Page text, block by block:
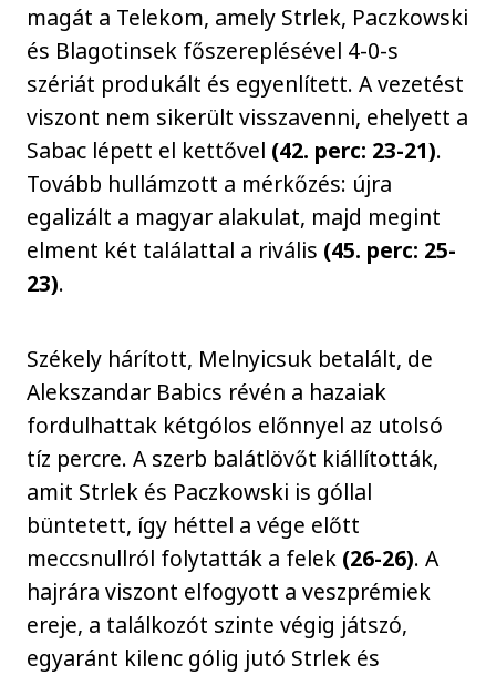
magát a Telekom, amely Strlek, Paczkowski
és Blagotinsek főszereplésével 4-0-s
szériát produkált és egyenlített. A vezetést
viszont nem sikerült visszavenni, ehelyett a
Sabac lépett el kettővel (42. perc: 23-21).
Tovább hullámzott a mérkőzés: újra
egalizált a magyar alakulat, majd megint
elment két találattal a rivális (45. perc: 25-
23).
Székely hárított, Melnyicsuk betalált, de
Alekszandar Babics révén a hazaiak
fordulhattak kétgólos előnnyel az utolsó
tíz percre. A szerb balátlövőt kiállították,
amit Strlek és Paczkowski is góllal
büntetett, így héttel a vége előtt
meccsnullról folytatták a felek (26-26). A
hajrára viszont elfogyott a veszprémiek
ereje, a találkozót szinte végig játszó,
egyaránt kilenc gólig jutó Strlek és